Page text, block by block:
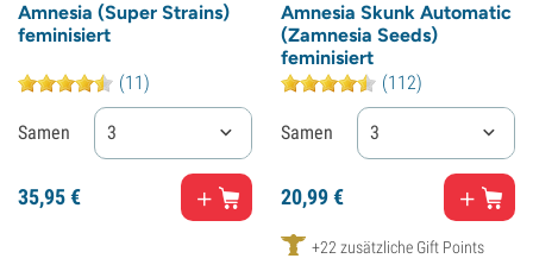
Amnesia (Super Strains)
feminisiert
(11)
Samen 3
35,95€
Amnesia Skunk Automatic
(Zamnesia Seeds)
feminisiert
(112)
Samen 3
20,99€
+22 zusätzliche Gift Points